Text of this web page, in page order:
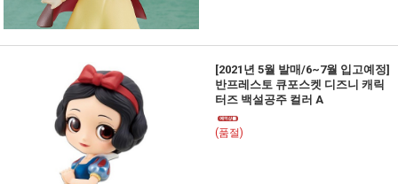
[2021년 5월 발매/6~7월 입고예정]
반프레스토 큐포스켓 디즈니 캐릭
터즈 백설공주 컬러 A
(품절)